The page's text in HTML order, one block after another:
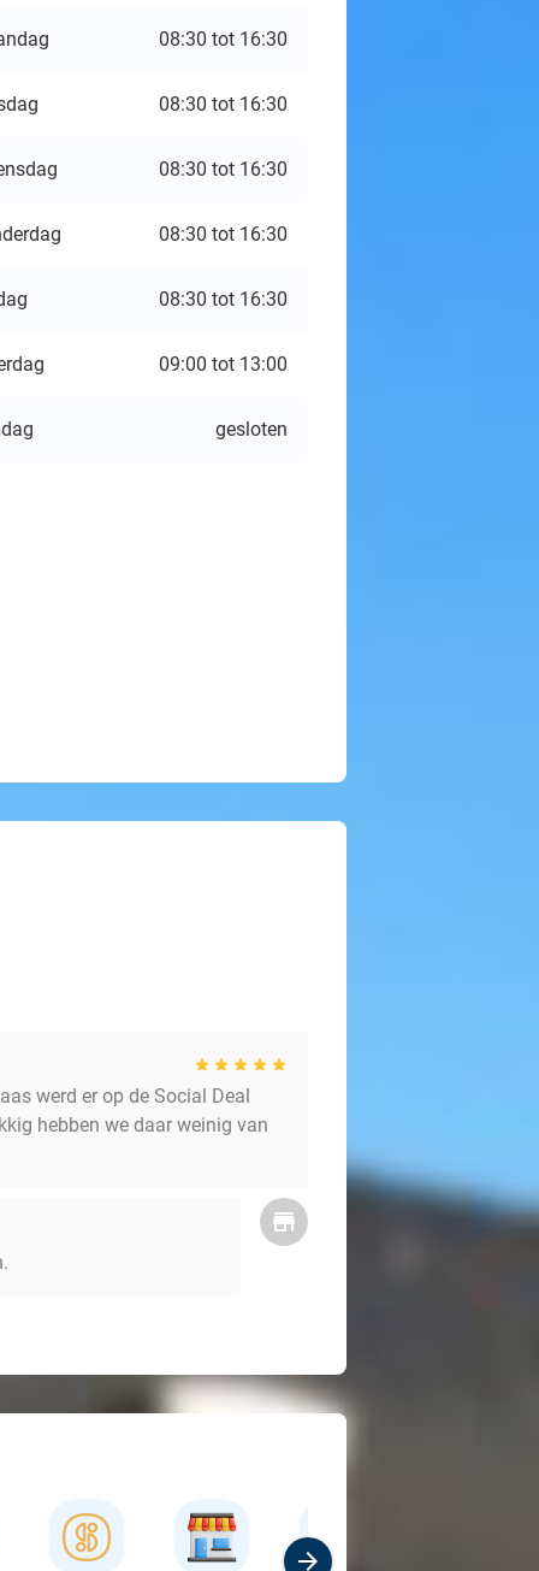
08:30 tot 16:30
08:30 tot 16:30
08:30 tot 16:30
08:30 tot 16:30
08:30 tot 16:30
09:00 tot 13:00
gesloten
werd er op de Social Deal
hebben we daar weinig van